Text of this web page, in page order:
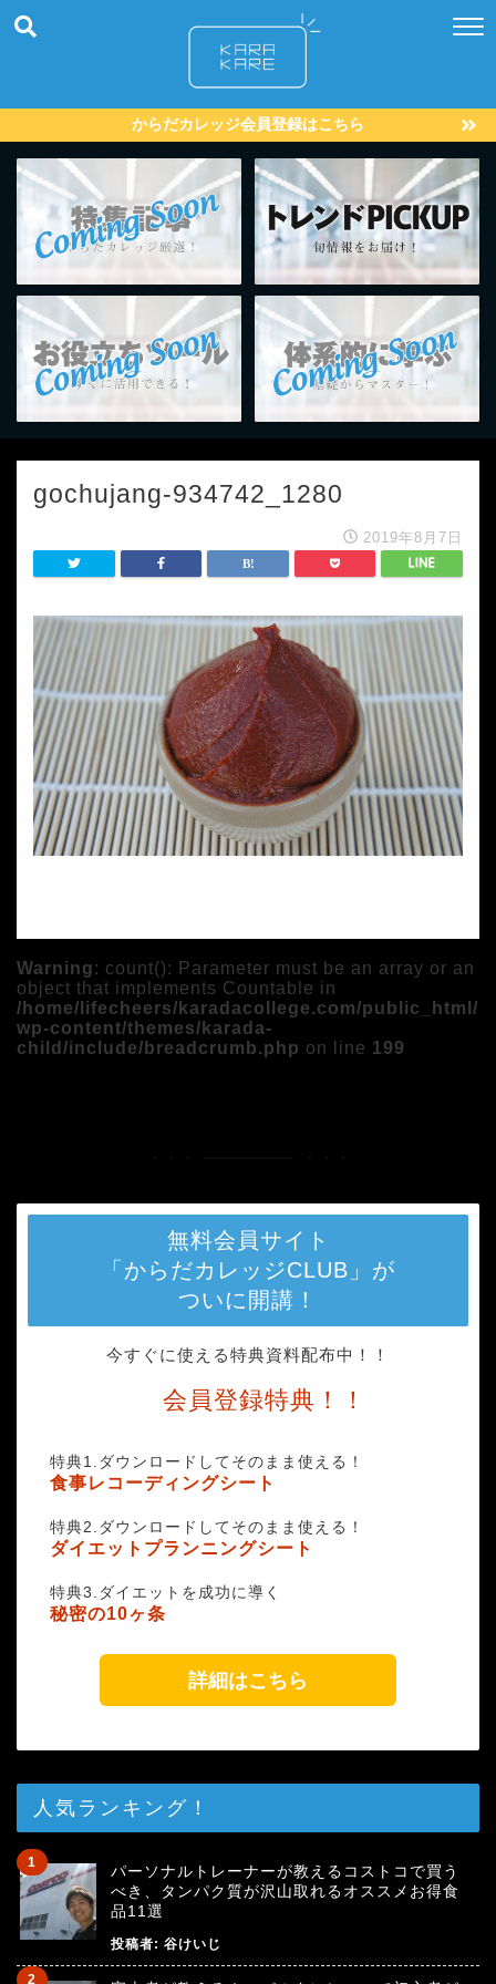
からだカレッジ会員登録はこちら
gochujang-934742_1280
2019年8月7日
Warning: count(): Parameter must be an array or an
object that implements Countable in
/home/lifecheers/karadacollege.com/public_html/
wp-content/themes/karada-
child/include/breadcrumb.php on line 199
無料会員サイト
「からだカレッジCLUB」が
ついに開講！
今すぐに使える特典資料配布中！！
会員登録特典！！
特典1.ダウンロードしてそのまま使える！
食事レコーディングシート
特典2.ダウンロードしてそのまま使える！
ダイエットプランニングシート
特典3.ダイエットを成功に導く
秘密の10ヶ条
詳細はこちら
人気ランキング！
パーソナルトレーナーが教えるコストコで買う
べき、タンパク質が沢山取れるオススメお得食
品11選
投稿者: 谷けいじ